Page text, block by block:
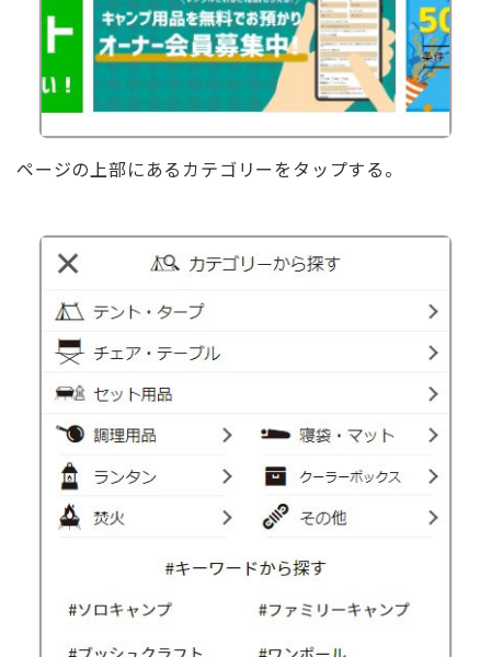
ページの上部にあるカテゴリーをタップする。